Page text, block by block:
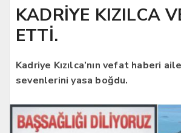
KADRİYE KIZILCA
ETTİ.
Kadriye Kızılca’nın vefat haberi
sevenlerini yasa boğdu.